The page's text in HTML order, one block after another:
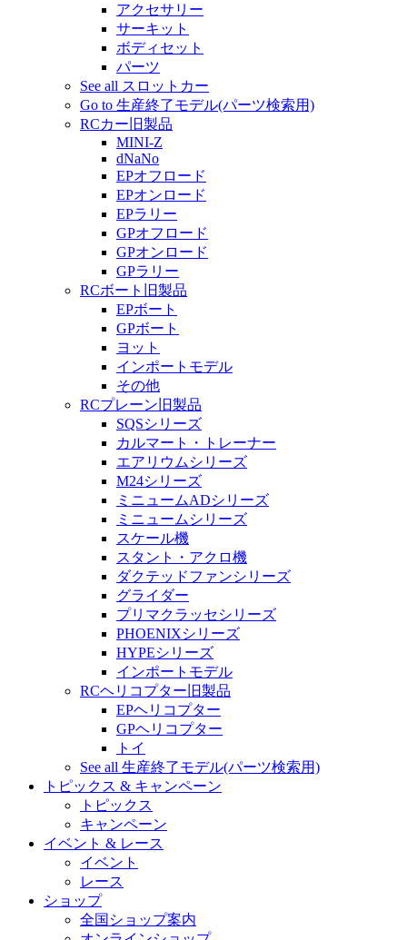
アクセサリー
サーキット
ボディセット
パーツ
See all スロットカー
Go to 生産終了モデル(パーツ検索用)
RCカー旧製品
MINI-Z
dNaNo
EPオフロード
EPオンロード
EPラリー
GPオフロード
GPオンロード
GPラリー
RCボート旧製品
EPボート
GPボート
ヨット
インポートモデル
その他
RCプレーン旧製品
SQSシリーズ
カルマート・トレーナー
エアリウムシリーズ
M24シリーズ
ミニュームADシリーズ
ミニュームシリーズ
スケール機
スタント・アクロ機
ダクテッドファンシリーズ
グライダー
プリマクラッセシリーズ
PHOENIXシリーズ
HYPEシリーズ
インポートモデル
RCヘリコプター旧製品
EPヘリコプター
GPヘリコプター
トイ
See all 生産終了モデル(パーツ検索用)
トピックス & キャンペーン
トピックス
キャンペーン
イベント & レース
イベント
レース
ショップ
全国ショップ案内